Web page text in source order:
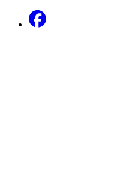
Facebook